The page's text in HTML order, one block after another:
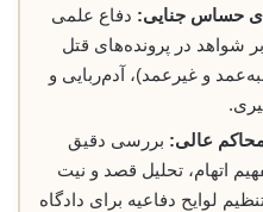
حساس جنایی: دفاع علمی
شواهد در پرونده‌های قتل
و غیرعمد)، آدم‌ربایی و
عالی: بررسی دقیق
اتهام، تحلیل قصد و نیت
لوایح دفاعیه برای دادگاه